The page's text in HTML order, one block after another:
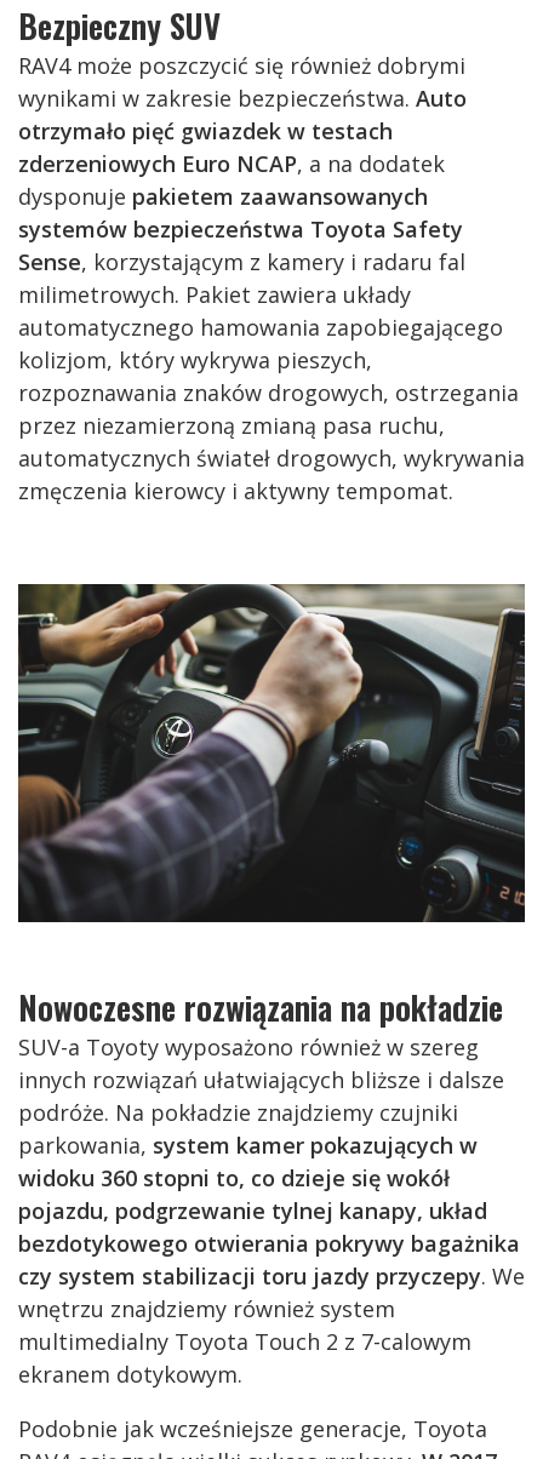
Bezpieczny SUV
RAV4 może poszczycić się również dobrymi
wynikami w zakresie bezpieczeństwa. Auto
otrzymało pięć gwiazdek w testach
zderzeniowych Euro NCAP, a na dodatek
dysponuje pakietem zaawansowanych
systemów bezpieczeństwa Toyota Safety
Sense, korzystającym z kamery i radaru fal
milimetrowych. Pakiet zawiera układy
automatycznego hamowania zapobiegającego
kolizjom, który wykrywa pieszych,
rozpoznawania znaków drogowych, ostrzegania
przez niezamierzoną zmianą pasa ruchu,
automatycznych świateł drogowych, wykrywania
zmęczenia kierowcy i aktywny tempomat.
Nowoczesne rozwiązania na pokładzie
SUV-a Toyoty wyposażono również w szereg
innych rozwiązań ułatwiających bliższe i dalsze
podróże. Na pokładzie znajdziemy czujniki
parkowania, system kamer pokazujących w
widoku 360 stopni to, co dzieje się wokół
pojazdu, podgrzewanie tylnej kanapy, układ
bezdotykowego otwierania pokrywy bagażnika
czy system stabilizacji toru jazdy przyczepy. We
wnętrzu znajdziemy również system
multimedialny Toyota Touch 2 z 7-calowym
ekranem dotykowym.
Podobnie jak wcześniejsze generacje, Toyota